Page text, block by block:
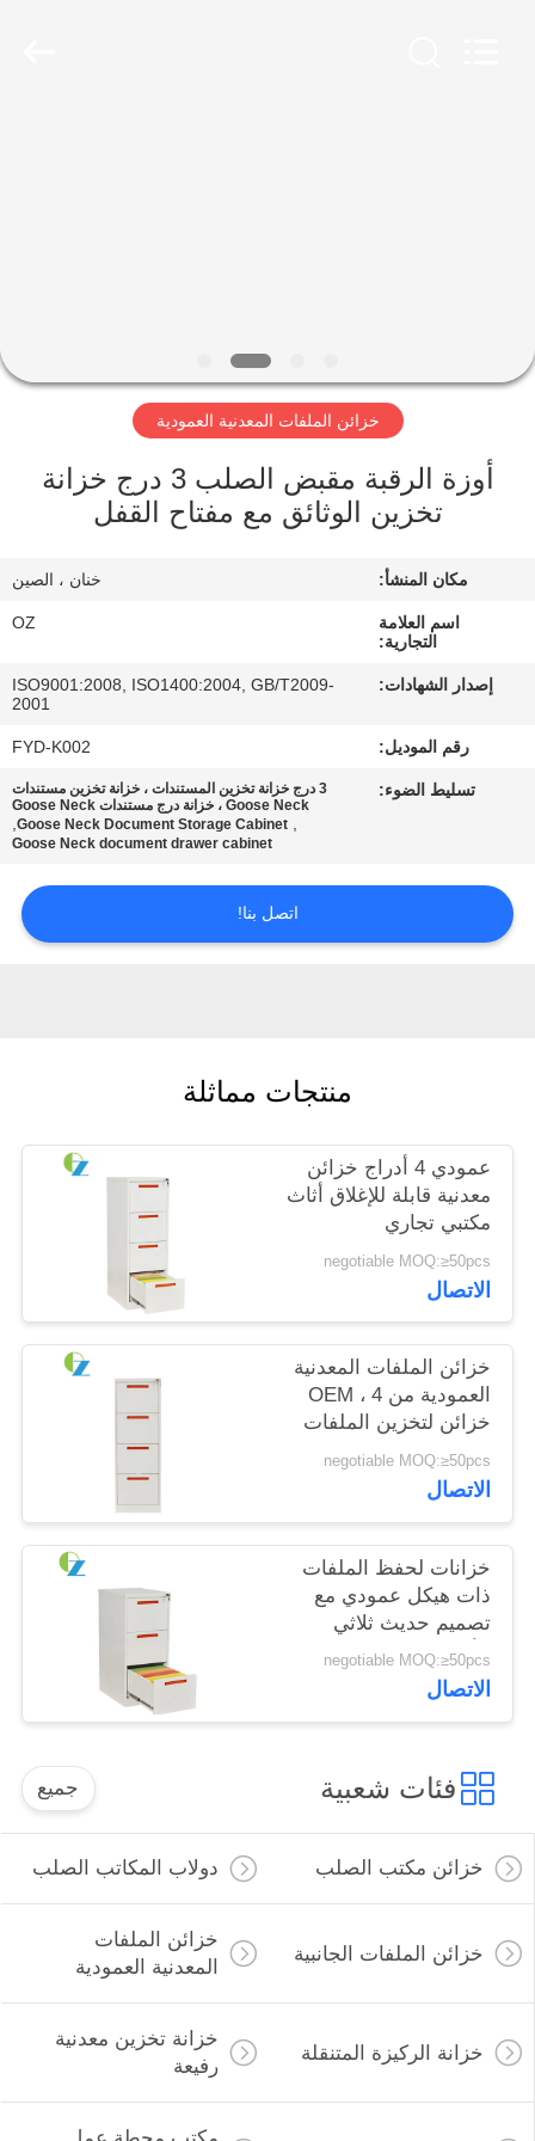
عنا
في
المعمل
مراقبة
الجودة
اطلب
اقتباس
PRIVACY
POLICY
خزائن الملفات المعدنية العمودية
أوزة الرقبة مقبض الصلب 3 درج خزانة
تخزين الوثائق مع مفتاح القفل
مكان المنشأ: خنان ، الصين
اسم العلامة
التجارية:
OZ
إصدار الشهادات:
ISO9001:2008, ISO1400:2004, GB/T2009-
2001
رقم الموديل: FYD-K002
تسليط الضوء:
3 درج خزانة تخزين المستندات ، خزانة تخزين مستندات
Goose Neck ، خزانة درج مستندات Goose Neck
,
Goose Neck Document Storage Cabinet
,
Goose Neck document drawer cabinet
اتصل بنا!
منتجات مماثلة
عمودي 4 أدراج خزائن
معدنية قابلة للإغلاق أثاث
مكتبي تجاري
negotiable MOQ:≥50pcs
الاتصال
خزائن الملفات المعدنية
العمودية من OEM ، 4
خزائن لتخزين الملفات
قابلة للقفل
negotiable MOQ:≥50pcs
الاتصال
خزانات لحفظ الملفات
ذات هيكل عمودي مع
تصميم حديث ثلاثي
الأدراج
negotiable MOQ:≥50pcs
الاتصال
فئات شعبية جميع
خزائن مكتب الصلب دولاب المكاتب الصلب
خزائن الملفات الجانبية
خزائن الملفات
المعدنية العمودية
خزانة الركيزة المتنقلة
خزانة تخزين معدنية
رفيعة